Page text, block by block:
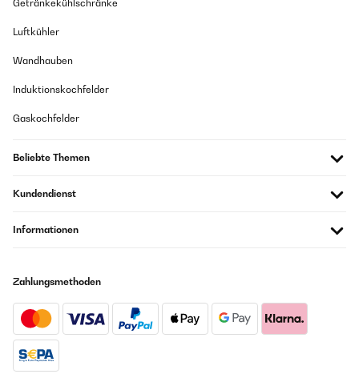
Getränkekühlschränke
Luftkühler
Wandhauben
Induktionskochfelder
Gaskochfelder
Beliebte Themen
Kundendienst
Informationen
Zahlungsmethoden